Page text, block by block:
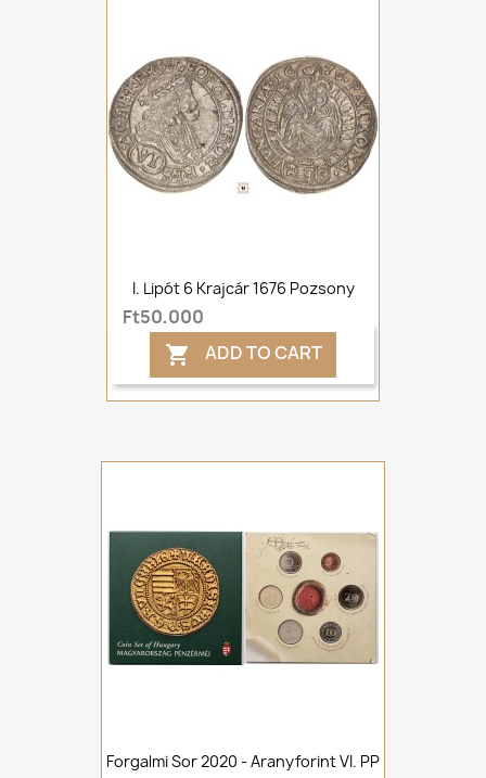
I. Lipót 6 Krajcár 1676 Pozsony
Ft50,000
 ADD TO CART
Forgalmi Sor 2020 - Aranyforint VI. PP